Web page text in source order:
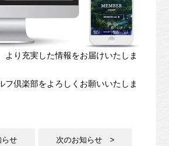
より充実した情報をお届けいたしま
フ倶楽部をよろしくお願いいたしま
せ 次のお知らせ >